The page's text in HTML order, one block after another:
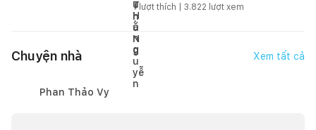
1lượt thích | 3.822 lượt xem
Chuyện nhà Xem tất cả
Phan Thảo Vy